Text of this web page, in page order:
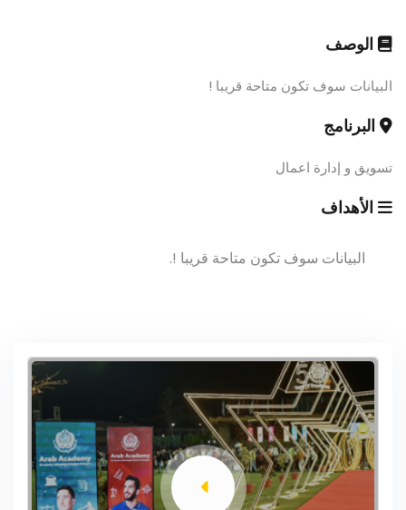
الوصف
البيانات سوف تكون متاحة قريبا !
البرنامج
تسويق و إدارة اعمال
الأهداف
البيانات سوف تكون متاحة قريبا !.